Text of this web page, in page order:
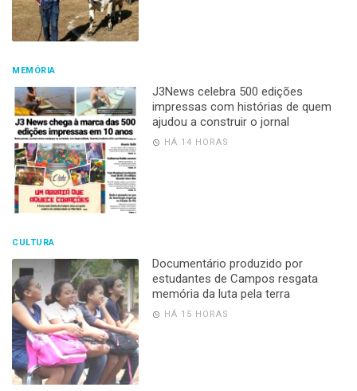
MEMÓRIA
J3News celebra 500 edições
impressas com histórias de quem
ajudou a construir o jornal
HÁ 14 HORAS
CULTURA
Documentário produzido por
estudantes de Campos resgata
memória da luta pela terra
HÁ 15 HORAS